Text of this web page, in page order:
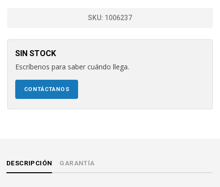
SKU: 1006237
SIN STOCK
Escríbenos para saber cuándo llega.
CONTÁCTANOS
DESCRIPCIÓN GARANTÍA